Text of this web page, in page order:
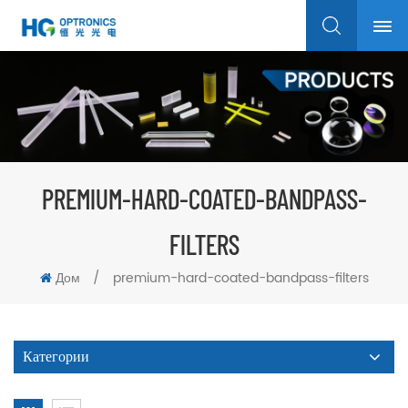
PREMIUM-HARD-COATED-BANDPASS-
FILTERS
Дом / premium-hard-coated-bandpass-filters
Категории